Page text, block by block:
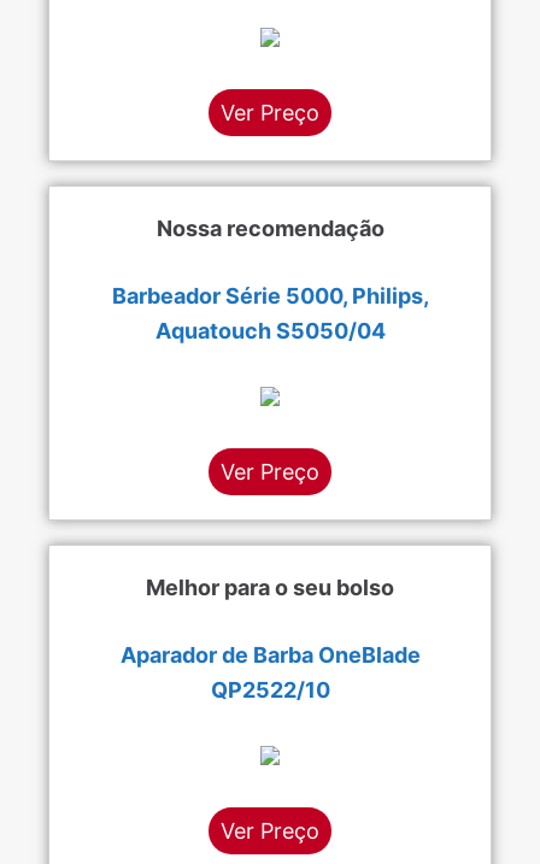
Ver Preço
Nossa recomendação
Barbeador Série 5000, Philips,
Aquatouch S5050/04
Ver Preço
Melhor para o seu bolso
Aparador de Barba OneBlade
QP2522/10
Ver Preço